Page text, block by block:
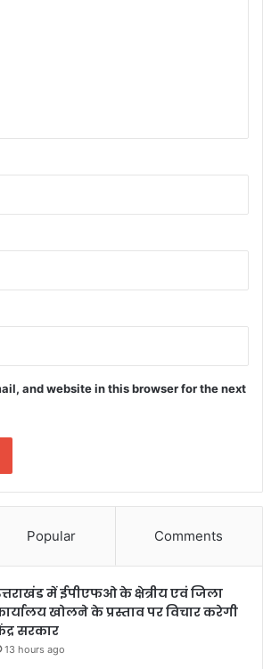
and website in this browser for the next
Popular Comments
में ईपीएफओ के क्षेत्रीय एवं जिला
खोलने के प्रस्ताव पर विचार करेगी
सरकार
13 hours ago